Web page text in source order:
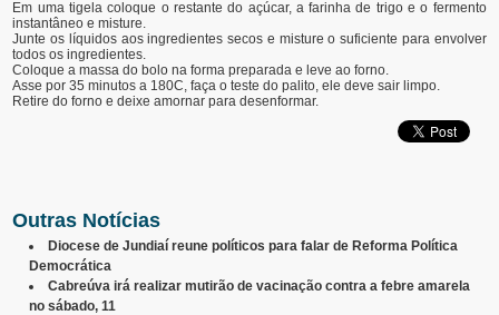
Em uma tigela coloque o restante do açúcar, a farinha de trigo e o fermento
instantâneo e misture.
Junte os líquidos aos ingredientes secos e misture o suficiente para envolver
todos os ingredientes.
Coloque a massa do bolo na forma preparada e leve ao forno.
Asse por 35 minutos a 180C, faça o teste do palito, ele deve sair limpo.
Retire do forno e deixe amornar para desenformar.
Outras Notícias
Diocese de Jundiaí reune políticos para falar de Reforma Política
Democrática
Cabreúva irá realizar mutirão de vacinação contra a febre amarela
no sábado, 11